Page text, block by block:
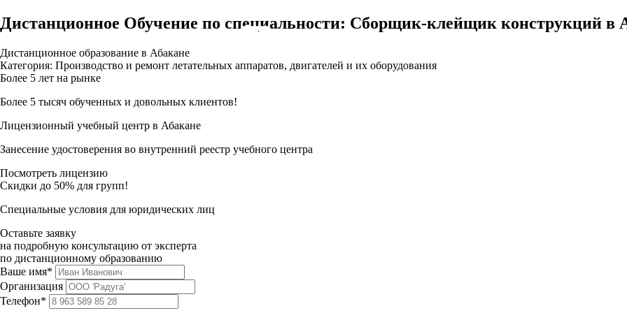
Дистанционное Обучение по специальности: Сборщик-клейщик конструкций в
Дистанционное образование в Абакане
Категория: Производство и ремонт летательных аппаратов, двигателей и их оборудования
Более 5 лет на рынке
Более 5 тысяч обученных и довольных клиентов!
Лицензионный учебный центр в Абакане
Занесение удостоверения во внутренний реестр учебного центра
Посмотреть лицензию
Скидки до 50% для групп!
Специальные условия для юридических лиц
Оставьте заявку
на подробную консультацию от эксперта
по дистанционному образованию
Ваше имя*
Организация
Телефон*